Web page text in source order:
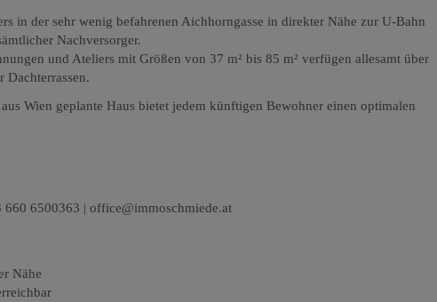
in der sehr wenig befahrenen Aichhorngasse in direkter Nähe zur U-Bahn
Nachversorger.
und Ateliers mit Größen von 37 m² bis 85 m² verfügen allesamt über
Dachterrassen.
Wien geplante Haus bietet jedem künftigen Bewohner einen optimalen
6500363 | office@immoschmiede.at
Nähe